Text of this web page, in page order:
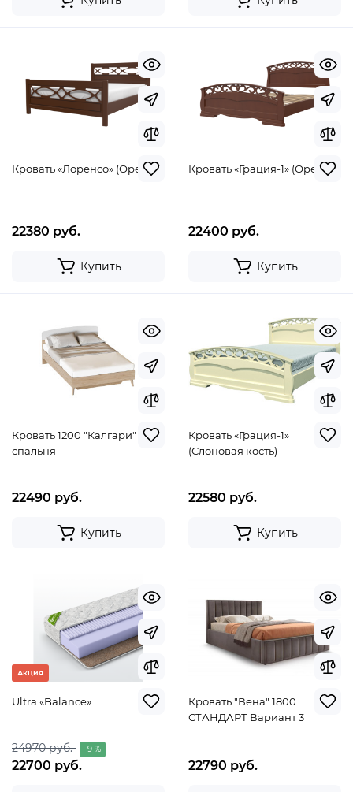
Кровать «Лоренсо» (Орех)
22380 руб.
Купить
Кровать «Грация-1» (Орех)
22400 руб.
Купить
Кровать 1200 "Калгари"
спальня
22490 руб.
Купить
Кровать «Грация-1»
(Слоновая кость)
22580 руб.
Купить
Акция
Ultra «Balance»
24970 руб. -9 %
22700 руб.
Кровать "Вена" 1800
СТАНДАРТ Вариант 3
22790 руб.